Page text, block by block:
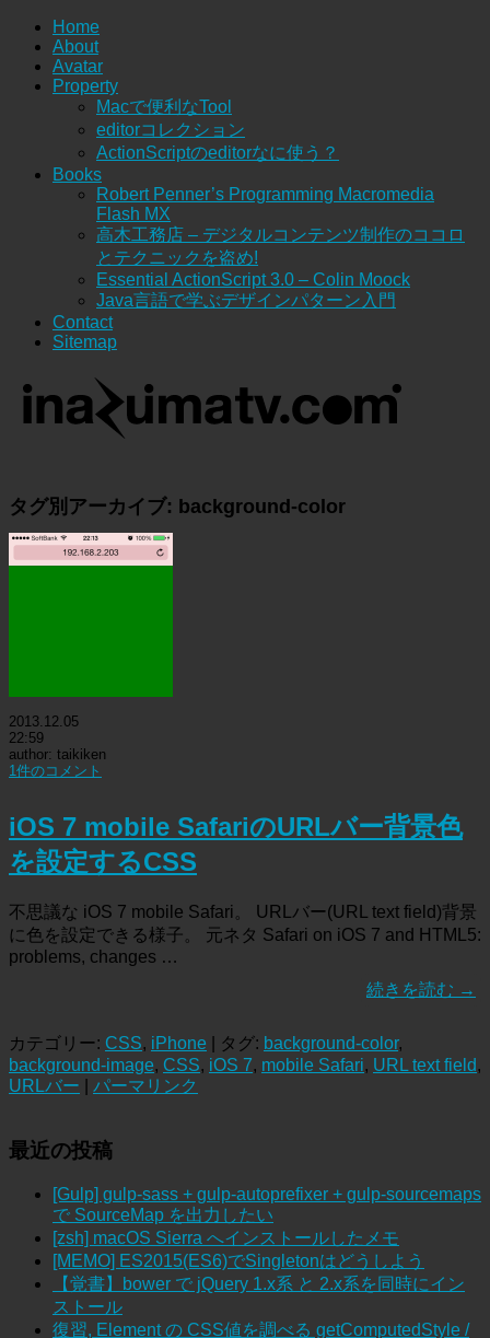
Home
About
Avatar
Property
Macで便利なTool
editorコレクション
ActionScriptのeditorなに使う？
Books
Robert Penner’s Programming Macromedia
Flash MX
高木工務店 – デジタルコンテンツ制作のココロ
とテクニックを盗め!
Essential ActionScript 3.0 – Colin Moock
Java言語で学ぶデザインパターン入門
Contact
Sitemap
タグ別アーカイブ: background-color
2013.12.05
22:59
author: taikiken
1件のコメント
iOS 7 mobile SafariのURLバー背景色
を設定するCSS
不思議な iOS 7 mobile Safari。 URLバー(URL text field)背景
に色を設定できる様子。 元ネタ Safari on iOS 7 and HTML5:
problems, changes …
続きを読む →
カテゴリー: CSS, iPhone | タグ: background-color,
background-image, CSS, iOS 7, mobile Safari, URL text field,
URLバー
パーマリンク
最近の投稿
[Gulp] gulp-sass + gulp-autoprefixer + gulp-sourcemaps
で SourceMap を出力したい
[zsh] macOS Sierra へインストールしたメモ
[MEMO] ES2015(ES6)でSingletonはどうしよう
【覚書】bower で jQuery 1.x系 と 2.x系を同時にイン
ストール
復習, Element の CSS値を調べる getComputedStyle /